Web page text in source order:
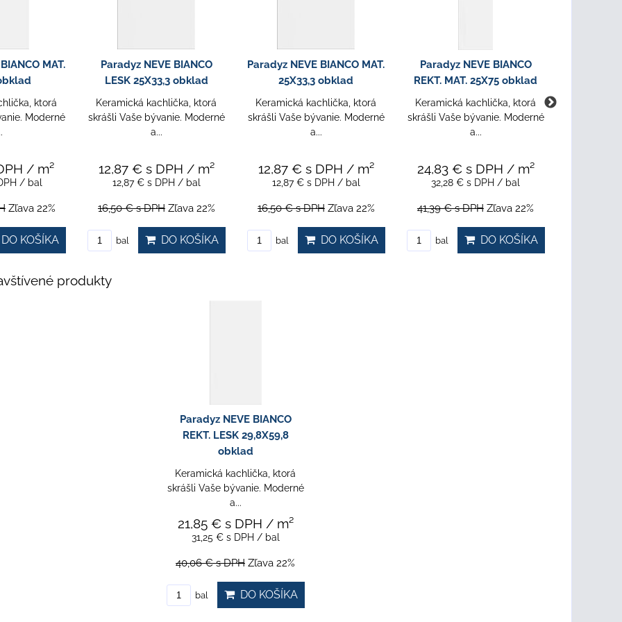
MAT.
ktorá
Moderné
/ m²
/ bal
Zľava 22%
KOŠÍKA
Paradyz NEVE BIANCO
LESK 25X33,3 obklad
Keramická kachlička, ktorá
skrášli Vaše bývanie. Moderné
a...
12,87 € s DPH / m²
12,87 € s DPH / bal
16,50 €s DPH Zľava 22%
bal DO KOŠÍKA
Paradyz NEVE BIANCO MAT.
25X33,3 obklad
Keramická kachlička, ktorá
skrášli Vaše bývanie. Moderné
a...
12,87 € s DPH / m²
12,87 € s DPH / bal
16,50 €s DPH Zľava 22%
bal DO KOŠÍKA
Paradyz NEVE BIANCO
REKT. MAT. 25X75 obklad
Keramická kachlička, ktorá
skrášli Vaše bývanie. Moderné
a...
24,83 € s DPH / m²
32,28 € s DPH / bal
41,39 €s DPH Zľava 22%
bal DO KOŠÍKA
produkty
Paradyz NEVE BIANCO
REKT. LESK 29,8X59,8
obklad
Keramická kachlička, ktorá
skrášli Vaše bývanie. Moderné
a...
21,85 € s DPH / m²
31,25 € s DPH / bal
40,06 €s DPH Zľava 22%
bal DO KOŠÍKA